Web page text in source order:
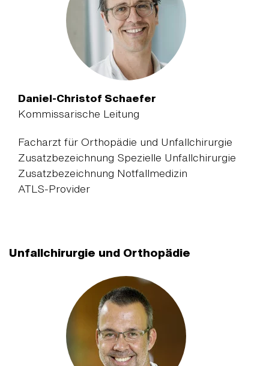
Daniel-Christof Schaefer
Kommissarische Leitung
Facharzt für Orthopädie und Unfallchirurgie
Zusatzbezeichnung Spezielle Unfallchirurgie
Zusatzbezeichnung Notfallmedizin
ATLS-Provider
Unfallchirurgie und Orthopädie